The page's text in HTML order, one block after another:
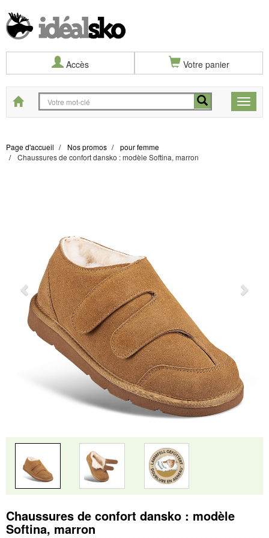
Accès Votre panier
Toggle
Start
Page d'accueil Nos promos
pour femme
Chaussures de confort dansko : modèle Softina, marron
Chaussures de confort dansko : modèle
Softina, marron